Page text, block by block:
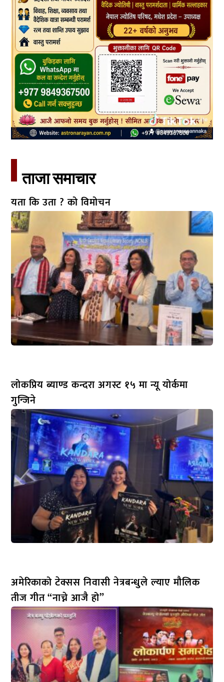
ताजा समाचार​
यता कि उता ? को विमोचन
लोकप्रिय ब्याण्ड कन्दरा अगस्ट १५ मा न्यू योर्कमा
गुन्जिने
अमेरिकाको टेक्सस निवासी नेत्रबन्धुले ल्याए मौलिक
तीज गीत “नाच्ने आजै हो”